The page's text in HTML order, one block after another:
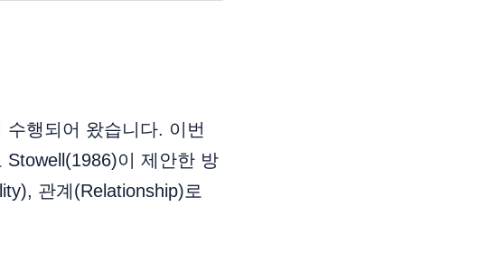
행되어 왔습니다. 이번
이 제안한 방
관계(Relationship)로